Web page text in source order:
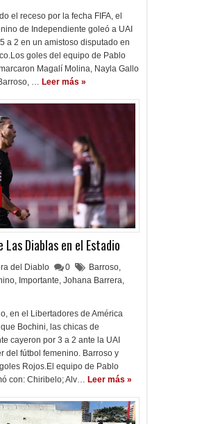
el receso por la fecha FIFA, el
de Independiente goleó a UAI
a 2 en un amistoso disputado en
goles del equipo de Pablo
Magalí Molina, Nayla Gallo
… Leer más »
Las Diablas en el Estadio
del Diablo 0 Barroso,
, Importante, Johana Barrera,
en el Libertadores de América
Bochini, las chicas de
cayeron por 3 a 2 ante la UAI
del fútbol femenino. Barroso y
Rojos.El equipo de Pablo
con: Chiribelo; Alv… Leer más »